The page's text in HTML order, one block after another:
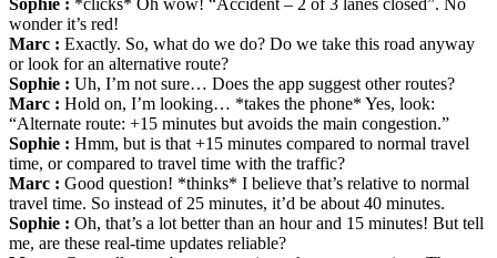
Sophie : *clicks* Oh wow! “Accident – 2 of 3 lanes closed”. No
wonder it’s red!
Marc : Exactly. So, what do we do? Do we take this road anyway
or look for an alternative route?
Sophie : Uh, I’m not sure… Does the app suggest other routes?
Marc : Hold on, I’m looking… *takes the phone* Yes, look:
“Alternate route: +15 minutes but avoids the main congestion.”
Sophie : Hmm, but is that +15 minutes compared to normal travel
time, or compared to travel time with the traffic?
Marc : Good question! *thinks* I believe that’s relative to normal
travel time. So instead of 25 minutes, it’d be about 40 minutes.
Sophie : Oh, that’s a lot better than an hour and 15 minutes! But tell
me, are these real-time updates reliable?